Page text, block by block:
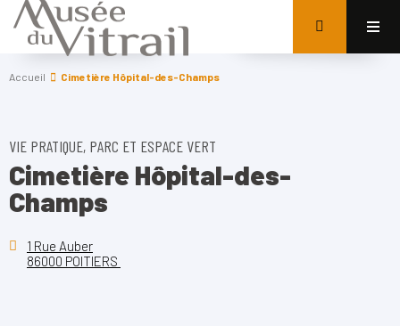
Accueil Cimetière Hôpital-des-Champs
VIE PRATIQUE, PARC ET ESPACE VERT
Cimetière Hôpital-des-
Champs
1 Rue Auber
86000 POITIERS